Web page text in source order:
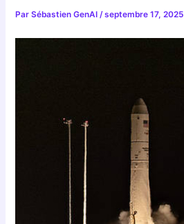
ParSébastien GenAI/septembre 17, 2025